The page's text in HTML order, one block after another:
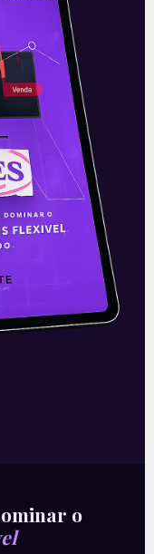
Isso’
dos
clique
o